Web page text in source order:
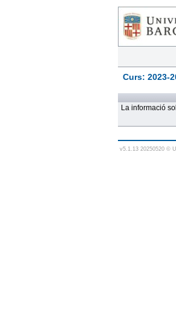
Curs: 2023-
La informació
v5.1.13 20250520 ©